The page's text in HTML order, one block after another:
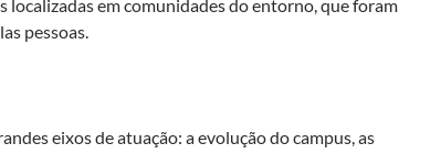
em comunidades do entorno, que foram
pessoas.
eixos de atuação: a evolução do campus, as